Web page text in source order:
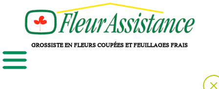
GROSSISTE EN FLEURS COUPÉES ET FEUILLAGES FRAIS